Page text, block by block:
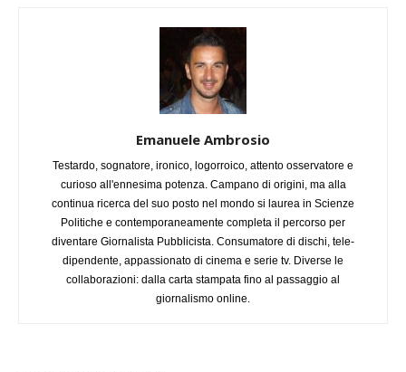
Emanuele Ambrosio
Testardo, sognatore, ironico, logorroico, attento osservatore e
curioso all'ennesima potenza. Campano di origini, ma alla
continua ricerca del suo posto nel mondo si laurea in Scienze
Politiche e contemporaneamente completa il percorso per
diventare Giornalista Pubblicista. Consumatore di dischi, tele-
dipendente, appassionato di cinema e serie tv. Diverse le
collaborazioni: dalla carta stampata fino al passaggio al
giornalismo online.